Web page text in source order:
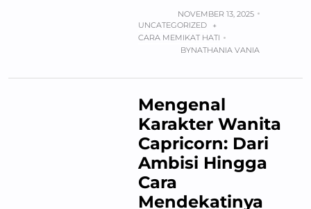
NOVEMBER 13, 2025
UNCATEGORIZED
+
CARA MEMIKAT HATI
BYNATHANIA VANIA
Mengenal
Karakter Wanita
Capricorn: Dari
Ambisi Hingga
Cara
Mendekatinya